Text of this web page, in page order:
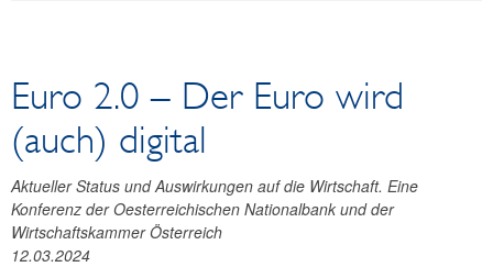
Euro 2.0 – Der Euro wird
(auch) digital
Aktueller Status und Auswirkungen auf die Wirtschaft. Eine
Konferenz der Oesterreichischen Nationalbank und der
Wirtschaftskammer Österreich
12.03.2024